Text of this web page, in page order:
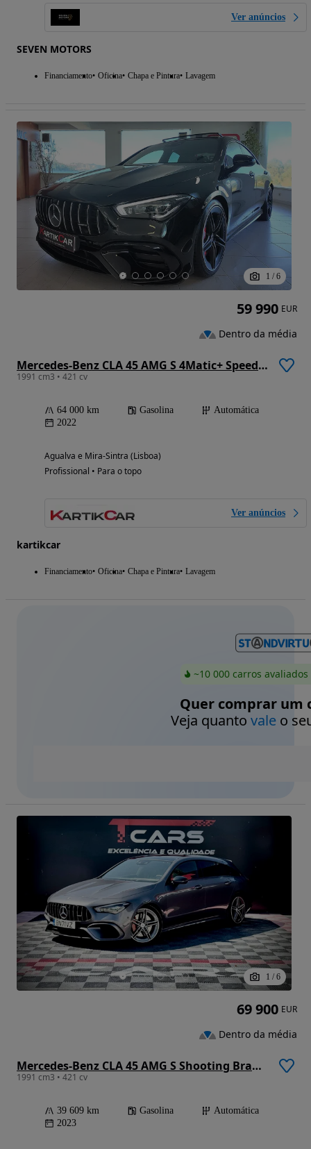
Ver anúncios
SEVEN MOTORS
Financiamento Oficina Chapa e Pintura Lavagem
1 / 6
Mercedes-Benz CLA 45 AMG S 4Matic+ Speedshift 8G-DCT Line Premium
1991 cm3 • 421 cv
64 000 km Gasolina
Automática
2022
Agualva e Mira-Sintra (Lisboa)
Profissional • Para o topo
Ver anúncios
kartikcar
Financiamento Oficina Chapa e Pintura Lavagem
59 990 EUR
Dentro da média
~10 000 carros
Quer comprar um
Veja quanto valeo
1 / 6
Mercedes-Benz CLA 45 AMG S Shooting Brake 4Matic+
1991 cm3 • 421 cv
39 609 km Gasolina
Automática
2023
69 900 EUR
Dentro da média